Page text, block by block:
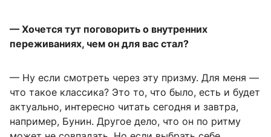
— Хочется тут поговорить о внутренних
переживаниях, чем он для вас стал?
— Ну если смотреть через эту призму. Для меня —
что такое классика? Это то, что было, есть и будет
актуально, интересно читать сегодня и завтра,
например, Бунин. Другое дело, что он по ритму